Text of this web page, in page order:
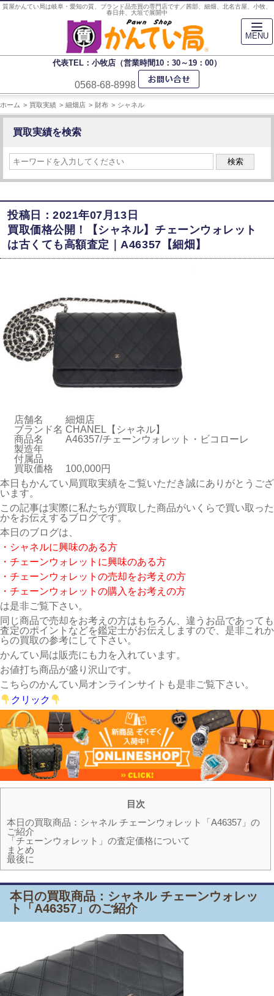
質屋かんてい局は岐阜・愛知の質、ブランド品売買の専門店です／茜部、細畑、北名古屋、小牧、
春日井、大垣で展開中
代表TEL：小牧店（営業時間10：30～19：00）
0568-68-8998
ホーム 買取実績 細畑店 財布 シャネル
買取実績を検索
検索
投稿日：2021年07月13日
買取価格公開！【シャネル】チェーンウォレット
は古くても高額査定｜A46357【細畑】
店舗名
細畑店
ブランド名 CHANEL【シャネル】
商品名
A46357/チェーンウォレット・ビコローレ
製造年
付属品
買取価格
100,000円
本日もかんてい局買取実績をご覧いただき誠にありがとうござ
います。
この記事は実際に私たちが買取した商品がいくらで買い取った
かをお伝えするブログです。
本日のブログは、
・シャネルに興味のある方
・チェーンウォレットに興味のある方
・チェーンウォレットの売却をお考えの方
・チェーンウォレットの購入をお考えの方
は是非ご覧下さい。
同じ商品で売却をお考えの方はもちろん、違うお品であっても
査定のポイントなどを鑑定士がお伝えしますので、是非これか
らの買取の参考にして下さい。
かんてい局は販売にも力を入れています。
お値打ち商品が盛り沢山です。
こちらのかんてい局オンラインサイトも是非ご覧下さい。
クリック
目次
本日の買取商品：シャネル チェーンウォレット「A46357」の
ご紹介
「チェーンウォレット」の査定価格について
まとめ
最後に
本日の買取商品：シャネル チェーンウォレッ
ト「A46357」のご紹介
MENU